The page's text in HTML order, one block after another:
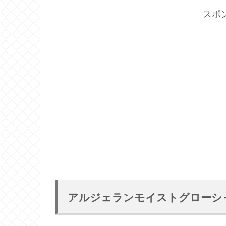
スポ
アルジェランモイストグロー